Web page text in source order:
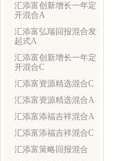
汇添富创新增长一年定
开混合A
汇添富弘瑞回报混合发
起式A
汇添富创新增长一年定
开混合C
汇添富资源精选混合C
汇添富资源精选混合A
汇添富添福吉祥混合A
汇添富添福吉祥混合C
汇添富策略回报混合